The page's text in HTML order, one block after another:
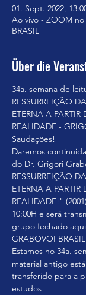
01. Sept. 2022,
Ao vivo - ZOOM no
BRASIL
Über die
34a. semana de
RESSURREIÇÃO
ETERNA A
REALIDADE -
Saudações!
Daremos
do Dr. Grigori
RESSURREIÇÃO
ETERNA A
REALIDADE!"
10:00H e será
grupo fechado
GRABOVOI BRASIL
Estamos no 34a.
material antigo
transferido para a
estudos